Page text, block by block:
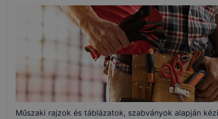
407151012
Képzés időtartama
Választható szakmairányok:
Nem válaszható
Műszaki rajzok és táblázatok, szabványok alapján